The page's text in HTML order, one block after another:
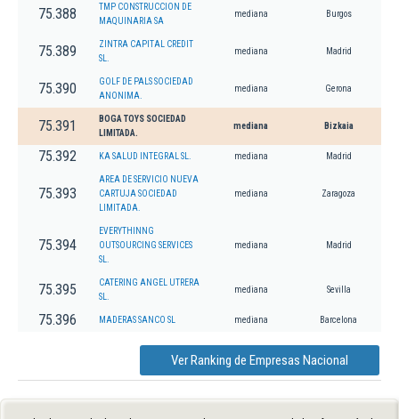
75.388
TMP CONSTRUCCION DE
MAQUINARIA SA
mediana Burgos
75.389
ZINTRA CAPITAL CREDIT
SL.
mediana Madrid
75.390
GOLF DE PALS SOCIEDAD
ANONIMA.
mediana Gerona
75.391
BOGA TOYS SOCIEDAD
LIMITADA.
mediana Bizkaia
75.392 KA SALUD INTEGRAL SL. mediana Madrid
75.393
AREA DE SERVICIO NUEVA
CARTUJA SOCIEDAD
LIMITADA.
mediana Zaragoza
75.394
EVERYTHINNG
OUTSOURCING SERVICES
SL.
mediana Madrid
75.395
CATERING ANGEL UTRERA
SL.
mediana Sevilla
75.396 MADERAS SANCO SL mediana Barcelona
Ver Ranking de Empresas Nacional